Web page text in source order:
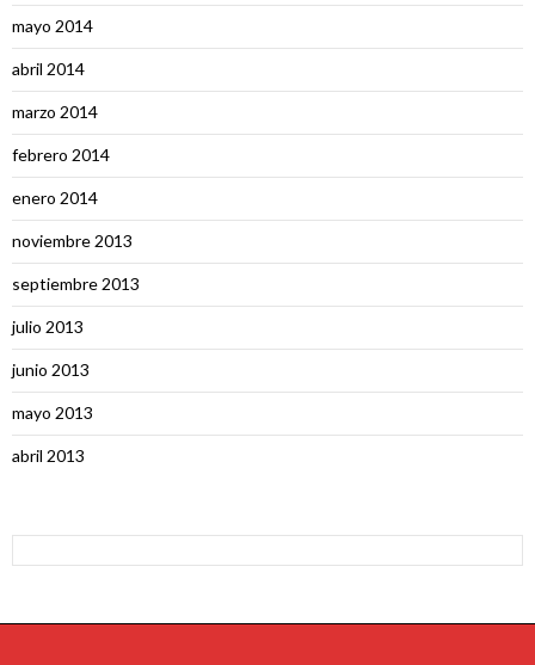
mayo 2014
abril 2014
marzo 2014
febrero 2014
enero 2014
noviembre 2013
septiembre 2013
julio 2013
junio 2013
mayo 2013
abril 2013